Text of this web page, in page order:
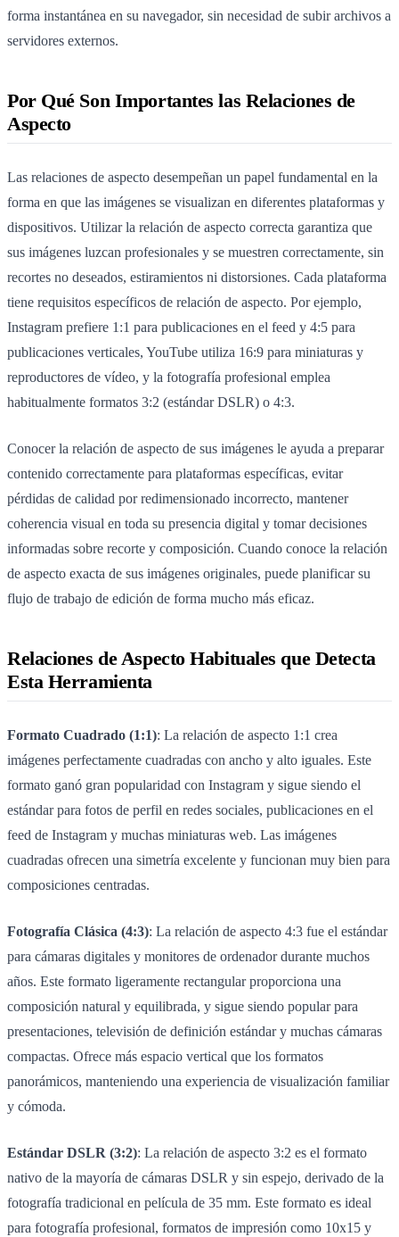
forma instantánea en su navegador, sin necesidad de subir archivos a
servidores externos.
Por Qué Son Importantes las Relaciones de
Aspecto
Las relaciones de aspecto desempeñan un papel fundamental en la
forma en que las imágenes se visualizan en diferentes plataformas y
dispositivos. Utilizar la relación de aspecto correcta garantiza que
sus imágenes luzcan profesionales y se muestren correctamente, sin
recortes no deseados, estiramientos ni distorsiones. Cada plataforma
tiene requisitos específicos de relación de aspecto. Por ejemplo,
Instagram prefiere 1:1 para publicaciones en el feed y 4:5 para
publicaciones verticales, YouTube utiliza 16:9 para miniaturas y
reproductores de vídeo, y la fotografía profesional emplea
habitualmente formatos 3:2 (estándar DSLR) o 4:3.
Conocer la relación de aspecto de sus imágenes le ayuda a preparar
contenido correctamente para plataformas específicas, evitar
pérdidas de calidad por redimensionado incorrecto, mantener
coherencia visual en toda su presencia digital y tomar decisiones
informadas sobre recorte y composición. Cuando conoce la relación
de aspecto exacta de sus imágenes originales, puede planificar su
flujo de trabajo de edición de forma mucho más eficaz.
Relaciones de Aspecto Habituales que Detecta
Esta Herramienta
Formato Cuadrado (1:1): La relación de aspecto 1:1 crea
imágenes perfectamente cuadradas con ancho y alto iguales. Este
formato ganó gran popularidad con Instagram y sigue siendo el
estándar para fotos de perfil en redes sociales, publicaciones en el
feed de Instagram y muchas miniaturas web. Las imágenes
cuadradas ofrecen una simetría excelente y funcionan muy bien para
composiciones centradas.
Fotografía Clásica (4:3): La relación de aspecto 4:3 fue el estándar
para cámaras digitales y monitores de ordenador durante muchos
años. Este formato ligeramente rectangular proporciona una
composición natural y equilibrada, y sigue siendo popular para
presentaciones, televisión de definición estándar y muchas cámaras
compactas. Ofrece más espacio vertical que los formatos
panorámicos, manteniendo una experiencia de visualización familiar
y cómoda.
Estándar DSLR (3:2): La relación de aspecto 3:2 es el formato
nativo de la mayoría de cámaras DSLR y sin espejo, derivado de la
fotografía tradicional en película de 35 mm. Este formato es ideal
para fotografía profesional, formatos de impresión como 10x15 y